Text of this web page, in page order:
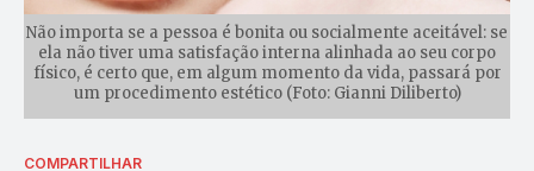
Não importa se a pessoa é bonita ou socialmente aceitável: se
ela não tiver uma satisfação interna alinhada ao seu corpo
físico, é certo que, em algum momento da vida, passará por
um procedimento estético (Foto: Gianni Diliberto)
COMPARTILHAR